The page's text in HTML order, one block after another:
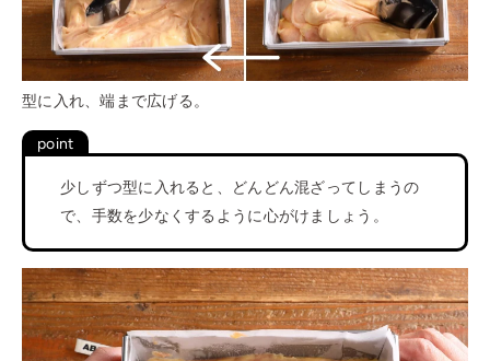
型に入れ、端まで広げる。
少しずつ型に入れると、どんどん混ざってしまうの
で、手数を少なくするように心がけましょう。